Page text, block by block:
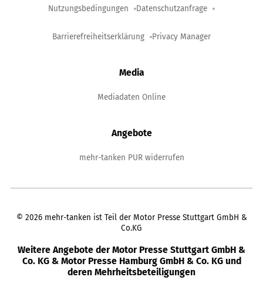
Nutzungsbedingungen Datenschutzanfrage
Barrierefreiheitserklärung Privacy Manager
Media
Mediadaten Online
Angebote
mehr-tanken PUR widerrufen
© 2026 mehr-tanken ist Teil der Motor Presse Stuttgart GmbH &
Co.KG
Weitere Angebote der Motor Presse Stuttgart GmbH &
Co. KG & Motor Presse Hamburg GmbH & Co. KG und
deren Mehrheitsbeteiligungen